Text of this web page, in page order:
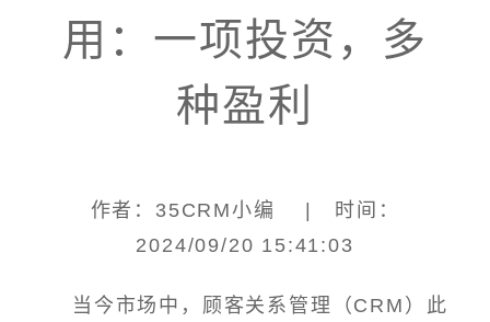
用：一项投资，多
种盈利
作者：35CRM小编 | 时间：
2024/09/20 15:41:03
当今市场中，顾客关系管理（CRM）此